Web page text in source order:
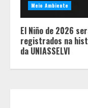
Meio Ambiente
El Niño de 2026
registrados na
da UNIASSELVI